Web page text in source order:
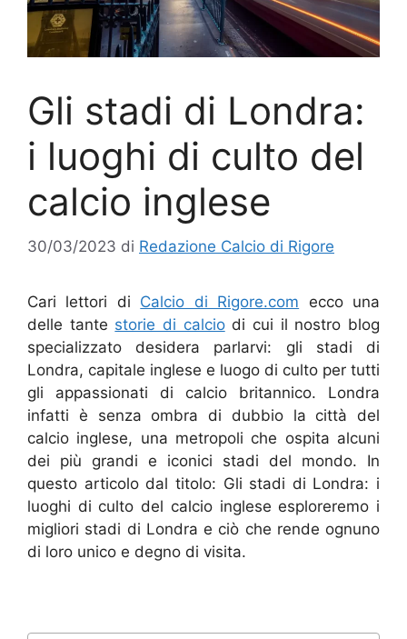
Gli stadi di Londra:
i luoghi di culto del
calcio inglese
30/03/2023 di Redazione Calcio di Rigore
Cari lettori di Calcio di Rigore.com ecco una
delle tante storie di calciodi cui il nostro blog
specializzato desidera parlarvi: gli stadi di
Londra, capitale inglese e luogo di culto per tutti
gli appassionati di calcio britannico. Londra
infatti è senza ombra di dubbio la città del
calcio inglese, una metropoli che ospita alcuni
dei più grandi e iconici stadi del mondo. In
questo articolo dal titolo: Gli stadi di Londra: i
luoghi di culto del calcio inglese esploreremo i
migliori stadi di Londra e ciò che rende ognuno
di loro unico e degno di visita.